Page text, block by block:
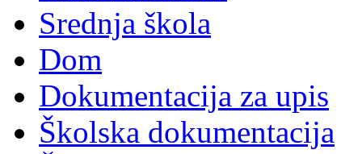
Srednja škola
Dom
Dokumentacija za upis
Školska dokumentacija